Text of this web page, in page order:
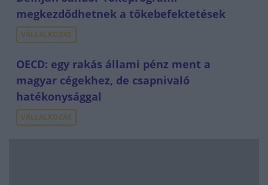
megkezdődhetnek a tőkebefektetések
VÁLLALKOZÁS
OECD: egy rakás állami pénz ment a
magyar cégekhez, de csapnivaló
hatékonysággal
VÁLLALKOZÁS